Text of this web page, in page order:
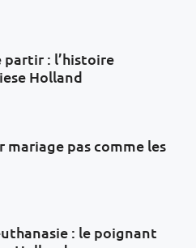
partir : l’histoire
Holland
mariage pas comme les
: le poignant